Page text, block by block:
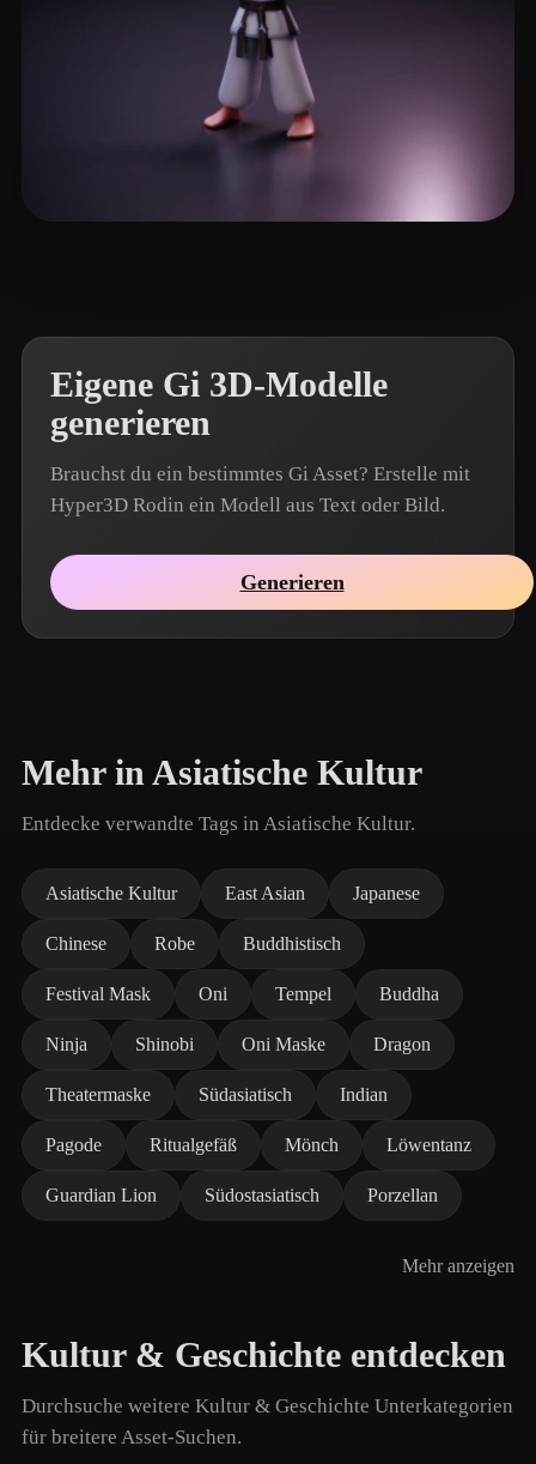
Eigene Gi 3D-Modelle
generieren
Brauchst du ein bestimmtes Gi Asset? Erstelle mit
Hyper3D Rodin ein Modell aus Text oder Bild.
Generieren
Mehr in Asiatische Kultur
Entdecke verwandte Tags in Asiatische Kultur.
Asiatische Kultur East Asian Japanese
Chinese Robe Buddhistisch
Festival Mask Oni Tempel Buddha
Ninja Shinobi Oni Maske Dragon
Theatermaske Südasiatisch Indian
Pagode Ritualgefäß Mönch Löwentanz
Guardian Lion Südostasiatisch Porzellan
Mehr anzeigen
Kultur & Geschichte entdecken
Durchsuche weitere Kultur & Geschichte Unterkategorien
für breitere Asset-Suchen.